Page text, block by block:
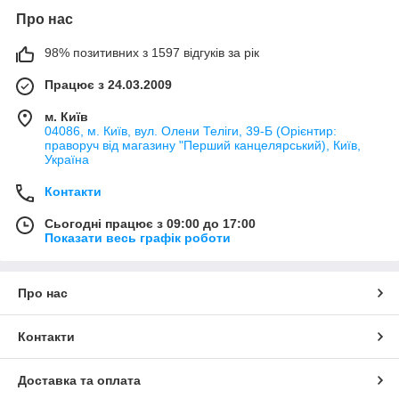
Про нас
98% позитивних з 1597 відгуків за рік
Працює з 24.03.2009
м. Київ
04086, м. Київ, вул. Олени Теліги, 39-Б (Орієнтир:
праворуч від магазину "Перший канцелярський), Київ,
Україна
Контакти
Сьогодні працює з 09:00 до 17:00
Показати весь графік роботи
Про нас
Контакти
Доставка та оплата